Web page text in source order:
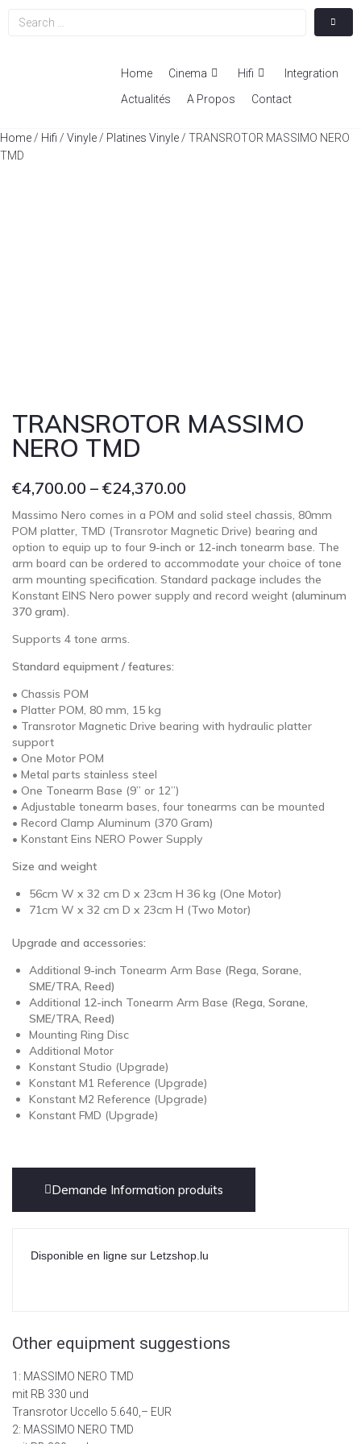
Home Cinema Hifi
Integration
Actualités
A Propos Contact
Home / Hifi / Vinyle / Platines Vinyle / TRANSROTOR MASSIMO NERO
TMD
TRANSROTOR MASSIMO
NERO TMD
€4,700.00 – €24,370.00
Massimo Nero comes in a POM and solid steel chassis, 80mm
POM platter, TMD (Transrotor Magnetic Drive) bearing and
option to equip up to four 9-inch or 12-inch tonearm base. The
arm board can be ordered to accommodate your choice of tone
arm mounting specification. Standard package includes the
Konstant EINS Nero power supply and record weight (aluminum
370 gram).
Supports 4 tone arms.
Standard equipment / features:
• Chassis POM
• Platter POM, 80 mm, 15 kg
• Transrotor Magnetic Drive bearing with hydraulic platter
support
• One Motor POM
• Metal parts stainless steel
• One Tonearm Base (9” or 12”)
• Adjustable tonearm bases, four tonearms can be mounted
• Record Clamp Aluminum (370 Gram)
• Konstant Eins NERO Power Supply
Size and weight
56cm W x 32 cm D x 23cm H 36 kg (One Motor)
71cm W x 32 cm D x 23cm H (Two Motor)
Upgrade and accessories:
Additional 9-inch Tonearm Arm Base (Rega, Sorane,
SME/TRA, Reed)
Additional 12-inch Tonearm Arm Base (Rega, Sorane,
SME/TRA, Reed)
Mounting Ring Disc
Additional Motor
Konstant Studio (Upgrade)
Konstant M1 Reference (Upgrade)
Konstant M2 Reference (Upgrade)
Konstant FMD (Upgrade)
Demande Information produits
Disponible en ligne sur Letzshop.lu
Other equipment suggestions
1: MASSIMO NERO TMD
mit RB 330 und
Transrotor Uccello 5.640,– EUR
2: MASSIMO NERO TMD